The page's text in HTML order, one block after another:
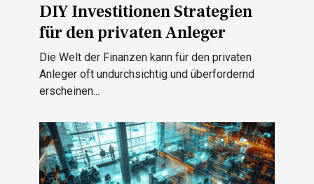
DIY Investitionen Strategien
für den privaten Anleger
Die Welt der Finanzen kann für den privaten
Anleger oft undurchsichtig und überfordernd
erscheinen...